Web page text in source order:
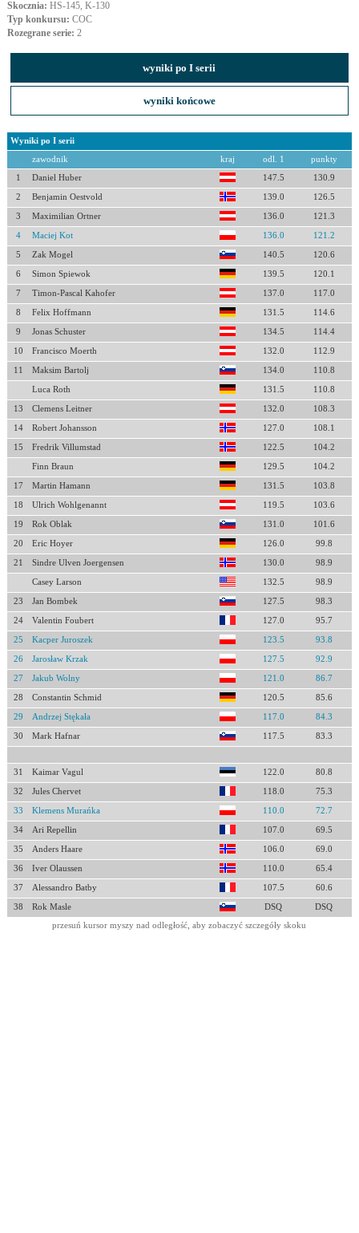
Skocznia: HS-145, K-130
Typ konkursu: COC
Rozegrane serie: 2
wyniki po I serii
wyniki końcowe
Wyniki po I serii
zawodnik kraj odl. 1 punkty
1 Daniel Huber 147.5 130.9
2 Benjamin Oestvold 139.0 126.5
3 Maximilian Ortner 136.0 121.3
4 Maciej Kot 136.0 121.2
5 Zak Mogel 140.5 120.6
6 Simon Spiewok 139.5 120.1
7 Timon-Pascal Kahofer 137.0 117.0
8 Felix Hoffmann 131.5 114.6
9 Jonas Schuster 134.5 114.4
10 Francisco Moerth 132.0 112.9
11 Maksim Bartolj 134.0 110.8
Luca Roth 131.5 110.8
13 Clemens Leitner 132.0 108.3
14 Robert Johansson 127.0 108.1
15 Fredrik Villumstad 122.5 104.2
Finn Braun 129.5 104.2
17 Martin Hamann 131.5 103.8
18 Ulrich Wohlgenannt 119.5 103.6
19 Rok Oblak 131.0 101.6
20 Eric Hoyer 126.0 99.8
21 Sindre Ulven Joergensen 130.0 98.9
Casey Larson 132.5 98.9
23 Jan Bombek 127.5 98.3
24 Valentin Foubert 127.0 95.7
25 Kacper Juroszek 123.5 93.8
26 Jarosław Krzak 127.5 92.9
27 Jakub Wolny 121.0 86.7
28 Constantin Schmid 120.5 85.6
29 Andrzej Stękała 117.0 84.3
30 Mark Hafnar 117.5 83.3
31 Kaimar Vagul 122.0 80.8
32 Jules Chervet 118.0 75.3
33 Klemens Murańka 110.0 72.7
34 Ari Repellin 107.0 69.5
35 Anders Haare 106.0 69.0
36 Iver Olaussen 110.0 65.4
37 Alessandro Batby 107.5 60.6
38 Rok Masle DSQ DSQ
przesuń kursor myszy nad odległość, aby zobaczyć szczegóły skoku